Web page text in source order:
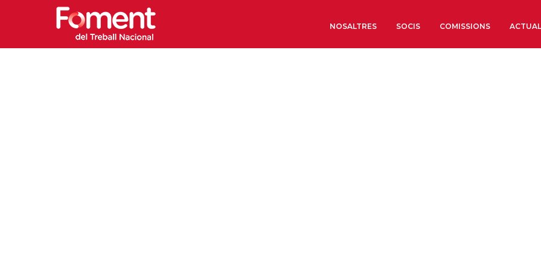
NOSALTRES SOCIS COMISSIONS